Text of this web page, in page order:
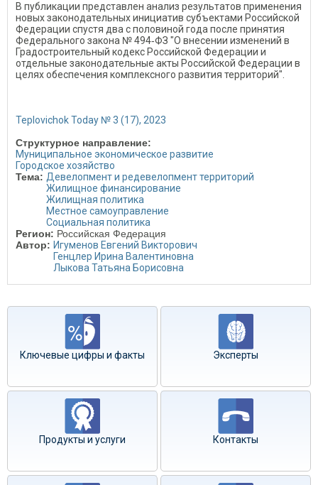
В публикации представлен анализ результатов применения
новых законодательных инициатив субъектами Российской
Федерации спустя два с половиной года после принятия
Федерального закона № 494‑ФЗ "О внесении изменений в
Градостроительный кодекс Российской Федерации и
отдельные законодательные акты Российской Федерации в
целях обеспечения комплексного развития территорий".
Teplovichok Today № 3 (17), 2023
Структурное направление:
Муниципальное экономическое развитие
Городское хозяйство
Тема: Девелопмент и редевелопмент территорий
Жилищное финансирование
Жилищная политика
Местное самоуправление
Социальная политика
Регион: Российская Федерация
Автор: Игуменов Евгений Викторович
Генцлер Ирина Валентиновна
Лыкова Татьяна Борисовна
Ключевые цифры и факты Эксперты
Продукты и услуги Контакты